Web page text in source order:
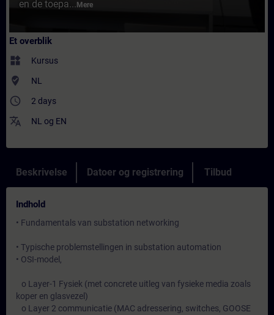
en de toepa... Mere
Et overblik
widgets Kursus
where_to_vote NL
access_time 2 days
translate NL og EN
Beskrivelse Datoer og registrering Tilbud
Indhold
• Fundamentals van substation networking
• Typische problemstellingen in substation automation
• OSI-model,
o Layer-1 Fysiek (met concrete uitleg van fysieke media zoals
koper en glasvezel)
o Layer 2 communicatie (MAC adressering, switches, GOOSE